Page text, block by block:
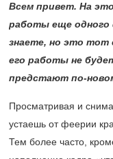
Всем привет. На
работы еще одного
знаете, но это тот
его работы не
предстают по-
Просматривая и
устаешь от феерии
Тем более часто,